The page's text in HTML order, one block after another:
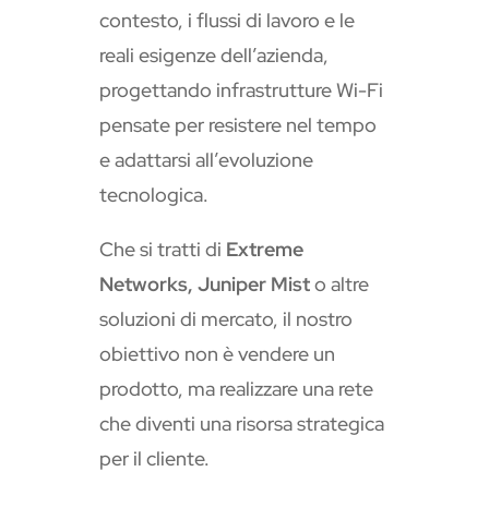
contesto, i flussi di lavoro e le
reali esigenze dell’azienda,
progettando infrastrutture Wi-Fi
pensate per resistere nel tempo
e adattarsi all’evoluzione
tecnologica.
Che si tratti di Extreme
Networks, Juniper Misto altre
soluzioni di mercato, il nostro
obiettivo non è vendere un
prodotto, ma realizzare una rete
che diventi una risorsa strategica
per il cliente.